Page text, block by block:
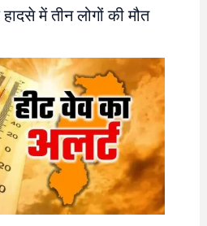
में तीन लोगों की मौत